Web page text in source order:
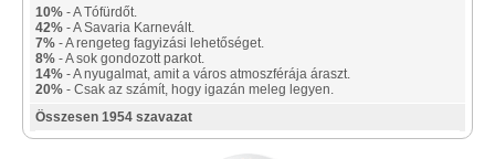
10% - A Tófürdőt.
42% - A Savaria Karnevált.
7% - A rengeteg fagyizási lehetőséget.
8% - A sok gondozott parkot.
14% - A nyugalmat, amit a város atmoszférája áraszt.
20% - Csak az számít, hogy igazán meleg legyen.
Összesen 1954 szavazat